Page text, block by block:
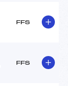
FFS
FFS